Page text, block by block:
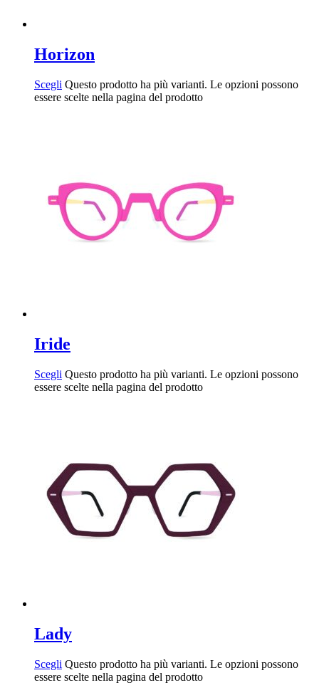
Horizon
Scegli Questo prodotto ha più varianti. Le opzioni possono
essere scelte nella pagina del prodotto
Iride
Scegli Questo prodotto ha più varianti. Le opzioni possono
essere scelte nella pagina del prodotto
Lady
Scegli Questo prodotto ha più varianti. Le opzioni possono
essere scelte nella pagina del prodotto